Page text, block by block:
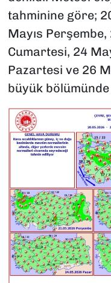
tahminine göre;
Mayıs Perşembe,
Cumartesi, 24
Pazartesi ve 26
büyük